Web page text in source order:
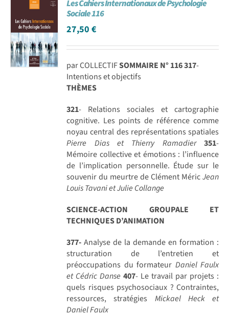
Les Cahiers Internationaux de Psychologie
Sociale 116
27,50€
par COLLECTIFSOMMAIRE N° 116317-
Intentions et objectifs
THÈMES
321- Relations sociales et cartographie
cognitive. Les points de référence comme
noyau central des représentations spatiales
Pierre Dias et Thierry Ramadier 351-
Mémoire collective et émotions : l’influence
de l’implication personnelle. Étude sur le
souvenir du meurtre de Clément MéricJean
Louis Tavani et Julie Collange
SCIENCE-ACTION GROUPALE ET
TECHNIQUES D’ANIMATION
377- Analyse de la demande en formation :
structuration de l’entretien et
préoccupations du formateur Daniel Faulx
et Cédric Danse407- Le travail par projets :
quels risques psychosociaux ? Contraintes,
ressources, stratégies Mickael Heck et
Daniel Faulx